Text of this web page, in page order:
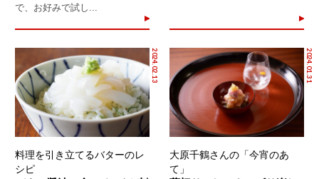
で、お好みで試し...
2024.02.13
料理を引き立てるバターのレ
シピ
2024.01.31
大原千鶴さんの「今宵のあ
て」